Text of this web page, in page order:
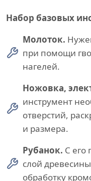
Набор базовых
Молоток.
при помощи
нагелей.
Ножовка,
инструмент
отверстий,
и размера.
Рубанок. С
слой
обработку